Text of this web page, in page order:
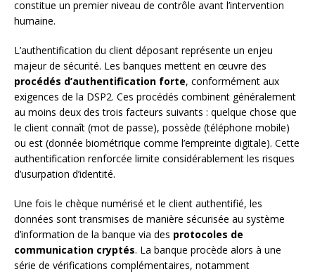
constitue un premier niveau de contrôle avant l’intervention
humaine.
L’authentification du client déposant représente un enjeu
majeur de sécurité. Les banques mettent en œuvre des
procédés d’authentification forte, conformément aux
exigences de la DSP2. Ces procédés combinent généralement
au moins deux des trois facteurs suivants : quelque chose que
le client connaît (mot de passe), possède (téléphone mobile)
ou est (donnée biométrique comme l’empreinte digitale). Cette
authentification renforcée limite considérablement les risques
d’usurpation d’identité.
Une fois le chèque numérisé et le client authentifié, les
données sont transmises de manière sécurisée au système
d’information de la banque via des protocoles de
communication cryptés. La banque procède alors à une
série de vérifications complémentaires, notamment